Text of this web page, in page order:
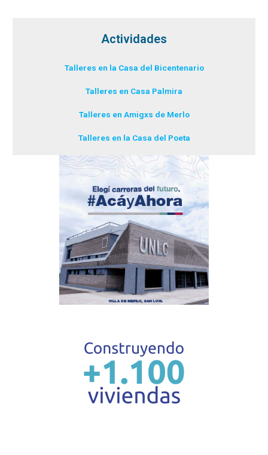
Actividades
Talleres en la Casa del Bicentenario
Talleres en Casa Palmira
Talleres en Amigxs de Merlo
Talleres en la Casa del Poeta